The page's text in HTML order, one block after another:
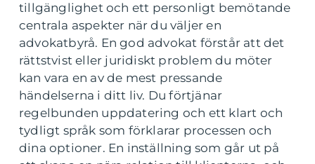
tillgänglighet och ett personligt bemötande
centrala aspekter när du väljer en
advokatbyrå. En god advokat förstår att det
rättstvist eller juridiskt problem du möter
kan vara en av de mest pressande
händelserna i ditt liv. Du förtjänar
regelbunden uppdatering och ett klart och
tydligt språk som förklarar processen och
dina optioner. En inställning som går ut på